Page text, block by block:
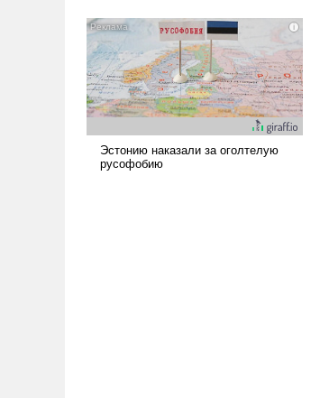
Сложившаяся ситуация
означает многолетний период
уязвимости США, например,
перед Китаем.